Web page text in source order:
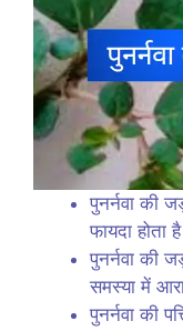
पुनर्नवा की
फायदा
पुनर्नवा की
समस्या में
पुनर्नवा की